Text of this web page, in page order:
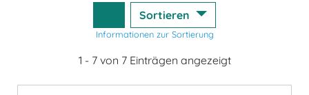
Sortieren
Informationen zur Sortierung
1 - 7 von 7 Einträgen angezeigt